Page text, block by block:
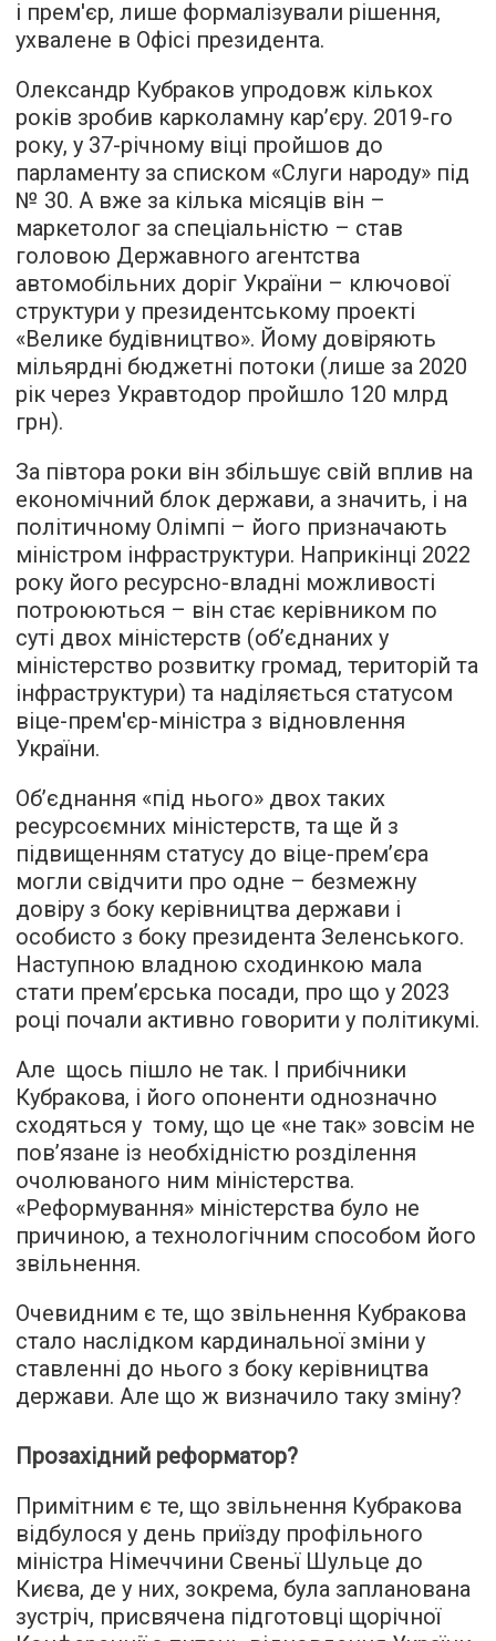
і прем'єр, лише формалізували рішення,
ухвалене в Офісі президента.
Олександр Кубраков упродовж кількох
років зробив карколамну кар’єру. 2019-го
року, у 37-річному віці пройшов до
парламенту за списком «Слуги народу» під
№ 30. А вже за кілька місяців він –
маркетолог за спеціальністю – став
головою Державного агентства
автомобільних доріг України – ключової
структури у президентському проекті
«Велике будівництво». Йому довіряють
мільярдні бюджетні потоки (лише за 2020
рік через Укравтодор пройшло 120 млрд
грн).
За півтора роки він збільшує свій вплив на
економічний блок держави, а значить, і на
політичному Олімпі – його призначають
міністром інфраструктури. Наприкінці 2022
року його ресурсно-владні можливості
потроюються – він стає керівником по
суті двох міністерств (об’єднаних у
міністерство розвитку громад, територій та
інфраструктури) та наділяється статусом
віце-прем'єр-міністра з відновлення
України.
Об’єднання «під нього» двох таких
ресурсоємних міністерств, та ще й з
підвищенням статусу до віце-прем’єра
могли свідчити про одне – безмежну
довіру з боку керівництва держави і
особисто з боку президента Зеленського.
Наступною владною сходинкою мала
стати прем’єрська посади, про що у 2023
році почали активно говорити у політикумі.
Але щось пішло не так. І прибічники
Кубракова, і його опоненти однозначно
сходяться у тому, що це «не так» зовсім не
пов’язане із необхідністю розділення
очолюваного ним міністерства.
«Реформування» міністерства було не
причиною, а технологічним способом його
звільнення.
Очевидним є те, що звільнення Кубракова
стало наслідком кардинальної зміни у
ставленні до нього з боку керівництва
держави. Але що ж визначило таку зміну?
Прозахідний реформатор?
Примітним є те, що звільнення Кубракова
відбулося у день приїзду профільного
міністра Німеччини Свеньї Шульце до
Києва, де у них, зокрема, була запланована
зустріч, присвячена підготовці щорічної